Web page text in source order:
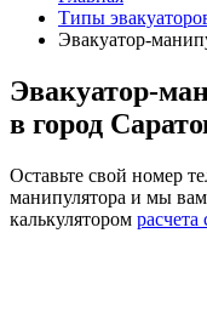
Типы
Эвакуатор-
Эвакуатор-
в город
Оставьте свой номер
манипулятора и мы
калькулятором расчета